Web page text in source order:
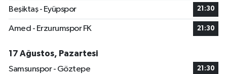
Beşiktaş - Eyüpspor 21:30
Amed - Erzurumspor FK 21:30
17 Ağustos, Pazartesi
Samsunspor - Göztepe
21:30